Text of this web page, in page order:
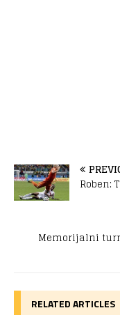
Roben:
Memorijalni
RELATED ARTICLES